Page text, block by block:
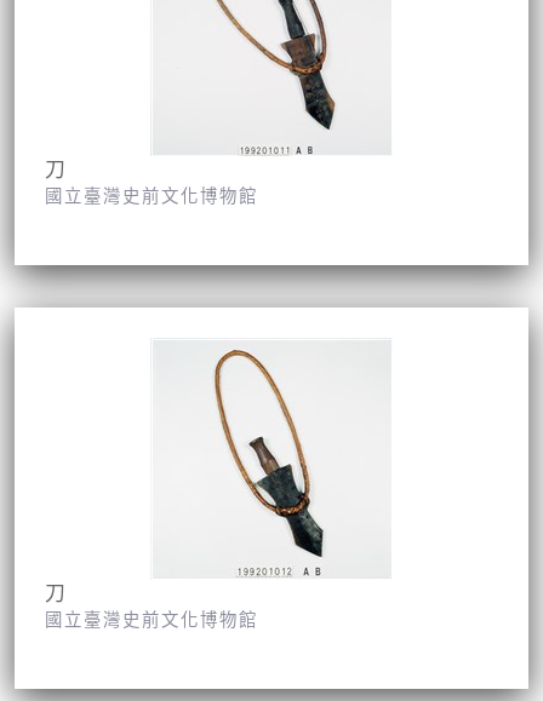
刀
國立臺灣史前文化博物館
刀
國立臺灣史前文化博物館